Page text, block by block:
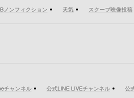
ノンフィクション 天気 スクープ映像投稿
チャンネル 公式LINE LIVEチャンネル 公